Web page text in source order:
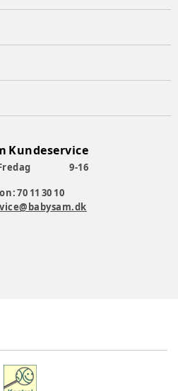
Kundeservice
9-16
70 11 30 10